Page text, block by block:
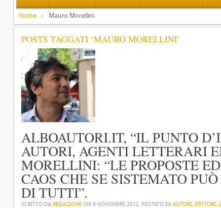
Home Mauro Morellini
POSTS TAGGATI ‘MAURO MORELLINI’
ALBOAUTORI.IT, “IL PUNTO
AUTORI, AGENTI LETTERARI
MORELLINI: “LE PROPOSTE
CAOS CHE SE SISTEMATO
DI TUTTI”.
SCRITTO DA REDAZIONE ON 9 NOVEMBRE 2012. POSTATO IN AUTORI, EDITORI,